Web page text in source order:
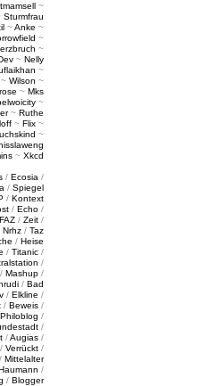
~
Sturmfrau
~Anke ~
~
~
~ Nelly
~
~ Wilson ~
~ Mks
~
~ Ruthe
~ Flix ~
~
~ Xkcd
/ Ecosia /
/ Spiegel
/ Kontext
/ Echo /
FAZ / Zeit /
Nrhz / Taz
/ Heise
/ Titanic /
/
/ Mashup /
/ Bad
/ Elkline /
/ Beweis /
Philoblog /
/
/Augias /
/ Verrückt /
/ Mittelalter
/
/ Blogger